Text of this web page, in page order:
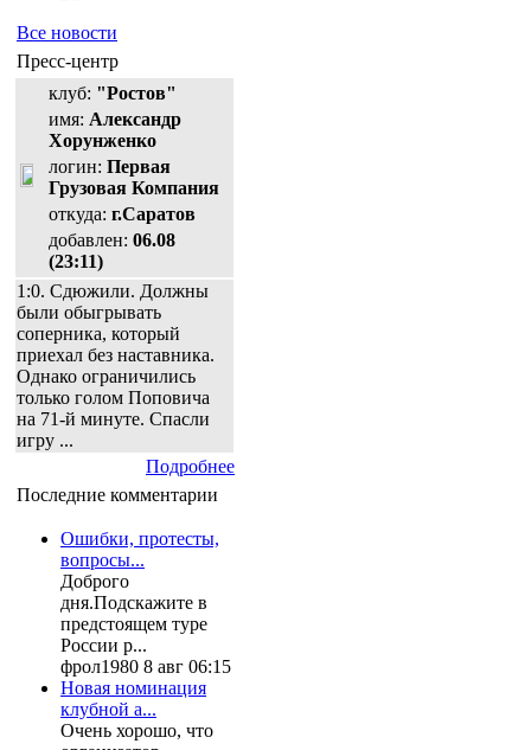
Все новости
Пресс-центр
клуб: "Ростов"
имя: Александр
Хорунженко
логин: Первая
Грузовая Компания
откуда: г.Саратов
добавлен: 06.08
(23:11)
1:0. Сдюжили. Должны
были обыгрывать
соперника, который
приехал без наставника.
Однако ограничились
только голом Поповича
на 71-й минуте. Спасли
игру ...
Подробнее
Последние комментарии
Ошибки, протесты,
вопросы...
Доброго
дня.Подскажите в
предстоящем туре
России р...
фрол1980 8 авг 06:15
Новая номинация
клубной а...
Очень хорошо, что